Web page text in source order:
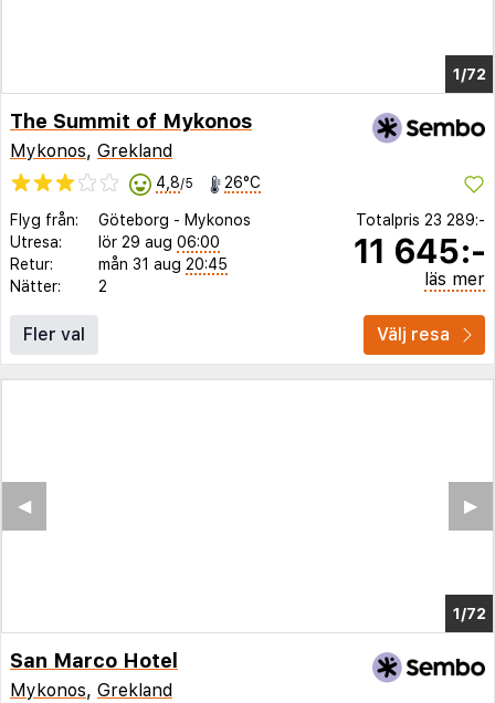
1/68
The Summit of Mykonos
Mykonos, Grekland
4,8/5 26°C
Flyg från: Göteborg - Mykonos
Utresa:
lör 29 aug 06:00
Retur:
mån 31 aug 20:45
Nätter:
2
Totalpris 23 289:-
11 645:-
läs mer
Fler val Välj resa
1/68
▶︎
◀︎
San Marco Hotel
Mykonos, Grekland